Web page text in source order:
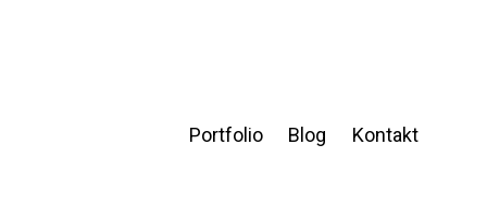
Portfolio Blog Kontakt